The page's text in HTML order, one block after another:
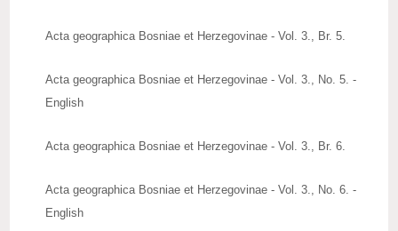
REAGOVANJA
Acta geographica Bosniae et Herzegovinae - Vol. 3., Br. 5.
Acta geographica Bosniae et Herzegovinae - Vol. 3., No. 5. -
English
Acta geographica Bosniae et Herzegovinae - Vol. 3., Br. 6.
Acta geographica Bosniae et Herzegovinae - Vol. 3., No. 6. -
English